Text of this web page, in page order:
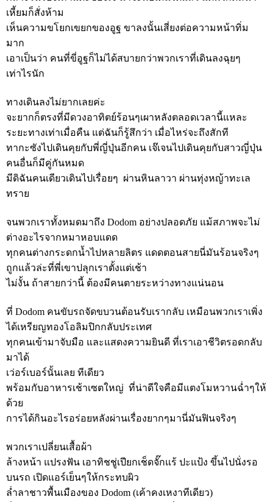
เหี้ยมก็สั่งห้าม
เห็นความขโยกเขยกของอูฐ ขาลงนั้นเสี่ยงต่อความหน้าทิ่ม
มาก
เอาเป็นว่า คนที่ขี่อูฐก็ไม่ได้สบายกว่าพวกเราที่เดินลงฉุยๆ
เท่าไรนัก
ทางเดินลงไม่ยากเลยค่ะ
จะยากก็ตรงที่มีดวงอาทิตย์ร้อนๆเผาหลังตลอดเวลานี้แหละ
ระยะทางเท่าเมื่อคืน แต่ฉันก็รู้สึกว่า เมื่อไหร่จะถึงสักที
ทากะซังไปเดินคุยกับพี่ญี่ปุ่นอีกคน เจ๊เจนไปเดินคุยกับสาวญี่ปุ่น
คนอื่นก็มีคู่กันหมด
มีดิฉันคนเดียวเดินไปเรื่อยๆ ผ่านหินลาวา ผ่านทุ่งหญ้าทะเล
ทราย
จนพวกเราทั้งหมดมาถึง Dodom อย่างปลอดภัย แม้สภาพจะไม่
ต่างอะไรจากหมาหอบแดด
ทุกคนต่างกระดกน้ำไปหลายลิตร แดดตอนสายนี่มันร้อนจริงๆ
ถูกแล้วล่ะที่พี่เขาปลุกเราตั้งแต่เช้า
ไม่งั้น ถ้าสายกว่านี้ ต้องมีคนตายระหว่างทางแน่นอน
ที่ Dodom คนขับรถจัดขบวนต้อนรับเรากลับ เหมือนพวกเราเพิ่ง
ได้เหรียญทองโอลิมปิกกลับประเทศ
ทุกคนเข้ามาจับมือ และแสดงความยินดี ที่เราเอาชีวิตรอดกลับ
มาได้
เว่อร์เบอร์นั้นเลย ทีเดียว
พร้อมกับอาหารเช้าเซตใหญ่ ที่น่าดีใจคือมีแตงโมหวานฉ่ำๆให้
ด้วย
การได้กินอะไรอร่อยหลังผ่านเรื่องยากๆมานี่มันฟินจริงๆ
พวกเราเปลี่ยนเสื้อผ้า
ล้างหน้า แปรงฟัน เอาทิชชู่เปียกเช็ดจั๊กแร้ ปะแป้ง ขึ้นไปนั่งรอ
บนรถ เปิดแอร์เย็นๆให้กระทบผิว
ล่ำลาชาวพื้นเมืองของ Dodom (เค้าคงเหงาทีเดียว)